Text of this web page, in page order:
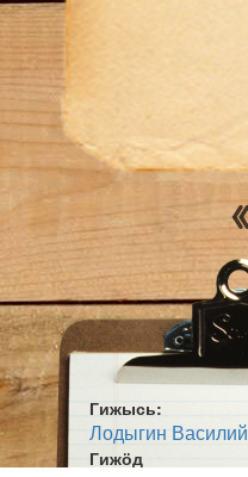
Гижысь:
Лодыгин Василий
Гижӧд